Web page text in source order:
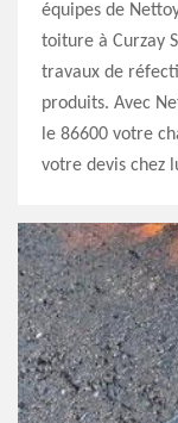
équipes de
toiture à Curzay
travaux de
produits. Avec
le 86600 votre
votre devis chez